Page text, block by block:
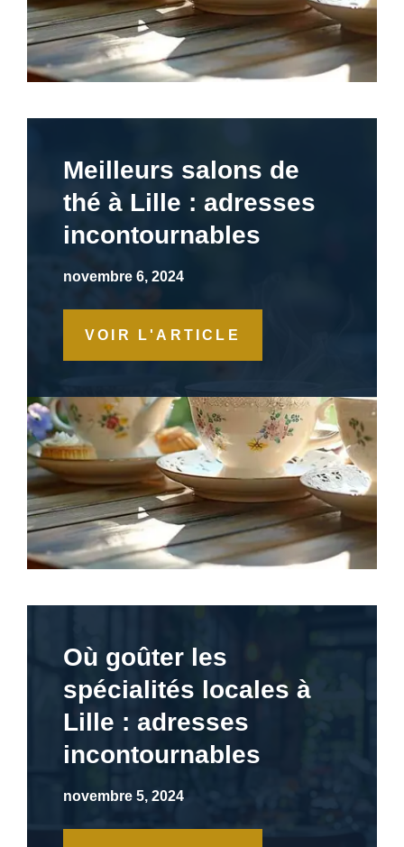
Meilleurs salons de
thé à Lille : adresses
incontournables
novembre 6, 2024
VOIR L'ARTICLE
Où goûter les
spécialités locales à
Lille : adresses
incontournables
novembre 5, 2024